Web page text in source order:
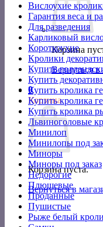
Корзина
Вернуться в
0
Корзина
Корзина пуста.
Вернуться в
Вислоухие
Гарантия веса и
Для разведения
Карликовый
Короткоухие
Кролики
Купить
Купить
Купить кролика
Купить кролика
Купить кролика
Львиноголовые
Минилоп
Минилопы под
Миноры
Миноры под заказ
Недорогие
Плюшевые
Проданные
Пушистые
Рыже белый